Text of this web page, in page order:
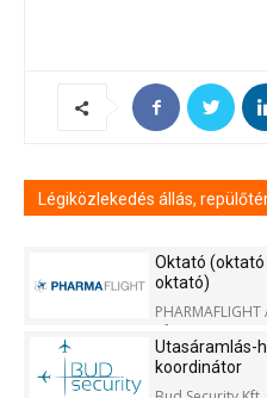
Légiközlekedés állás,
Oktató (oktató
oktató)
Kft.
Utasáramlás-
koordinátor